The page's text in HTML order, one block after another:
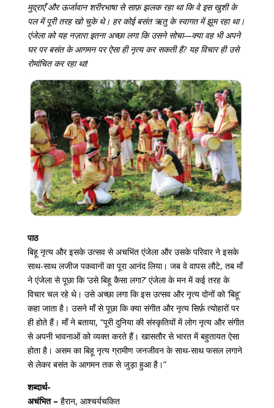
मुद्राएँ और ऊर्जावान शरीरभाषा से साफ़ झलक रहा था कि वे इस खुशी के
पल में पूरी तरह खो चुके थे। हर कोई बसंत ऋतु के स्वागत में झूम रहा था।
एंजेला को यह नज़ारा इतना अच्छा लगा कि उसने सोचा—क्या वह भी अपने
घर पर बसंत के आगमन पर ऐसा ही नृत्य कर सकती है? यह विचार ही उसे
रोमांचित कर रहा था!
पाठ
बिहू नृत्य और इसके उत्सव से अचभ‍िंत एंजेला और उसके परिवार ने इसके
साथ-साथ लजीज पकवानों का पूरा आनंद लिया। जब वे वापस लौटे, तब माँ
ने एंजेला से पूछा कि ‘उसे बिहू कैसा लगा?’ एंजेला के मन में कई तरह के
विचार चल रहे थे। उसे अच्छा लगा कि इस उत्सव और नृत्य दोनों को ‘बिहू’
कहा जाता है। उसने माँ से पूछा कि क्या संगीत और नृत्य सिर्फ़ त्योहारों पर
ही होते हैं। माँ ने बताया, “पूरी दुनिया की संस्कृतियों में लोग नृत्य और संगीत
से अपनी भावनाओं को व्यक्त करते हैं। खासतौर से भारत में बहुतायत ऐसा
होता है। असम का बिहू नृत्य ग्रामीण जनजीवन के साथ-साथ फसल लगाने
से लेकर बसंत के आगमन तक से जुड़ा हुआ है।”
शब्दार्थ-
अचंभित – हैरान, आश्चर्यचकित